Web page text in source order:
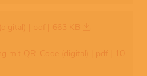
| pdf | 663 KB
mit QR-Code (digital) | pdf | 10